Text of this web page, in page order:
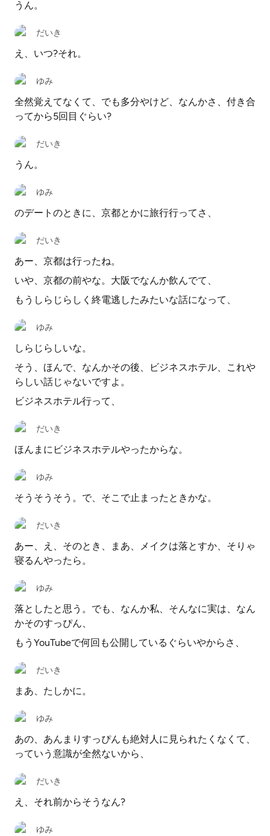
うん。
だいき
え、いつ?それ。
ゆみ
全然覚えてなくて、でも多分やけど、なんかさ、付き合
ってから5回目ぐらい?
だいき
うん。
ゆみ
のデートのときに、京都とかに旅行行ってさ、
だいき
あー、京都は行ったね。
いや、京都の前やな。大阪でなんか飲んでて、
もうしらじらしく終電逃したみたいな話になって、
ゆみ
しらじらしいな。
そう、ほんで、なんかその後、ビジネスホテル、これや
らしい話じゃないですよ。
ビジネスホテル行って、
だいき
ほんまにビジネスホテルやったからな。
ゆみ
そうそうそう。で、そこで止まったときかな。
だいき
あー、え、そのとき、まあ、メイクは落とすか、そりゃ
寝るんやったら。
ゆみ
落としたと思う。でも、なんか私、そんなに実は、なん
かそのすっぴん、
もうYouTubeで何回も公開しているぐらいやからさ、
だいき
まあ、たしかに。
ゆみ
あの、あんまりすっぴんも絶対人に見られたくなくて、
っていう意識が全然ないから、
だいき
え、それ前からそうなん?
ゆみ